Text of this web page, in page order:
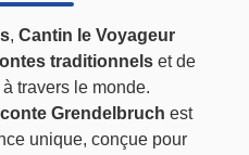
,Cantin le Voyageur
traditionnelset de
à travers le monde.
Grendelbruch est
unique, conçue pour